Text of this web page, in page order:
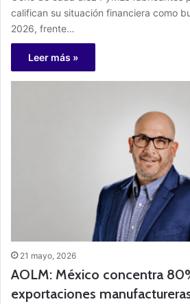
califican su situación financiera como
2026, frente…
Leer más »
21 mayo, 2026
AOLM: México concentra
exportaciones